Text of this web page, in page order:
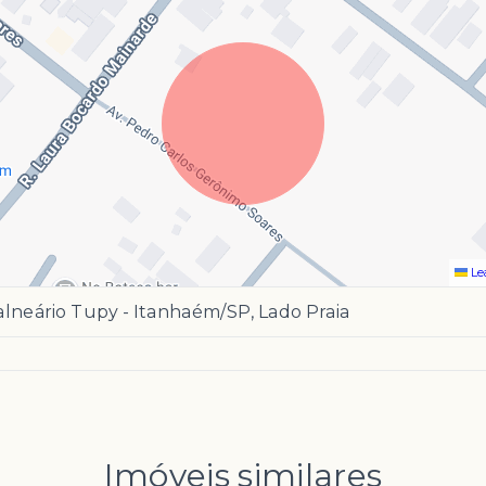
Tupy - Itanhaém/SP, Lado Praia
Imóveis similares